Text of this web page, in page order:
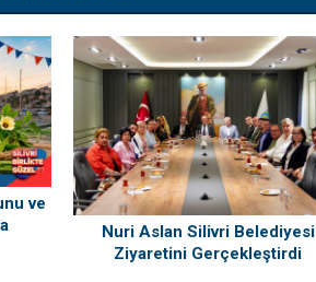
ve
Nuri Aslan Silivri Belediyesi
Ziyaretini Gerçekleştirdi